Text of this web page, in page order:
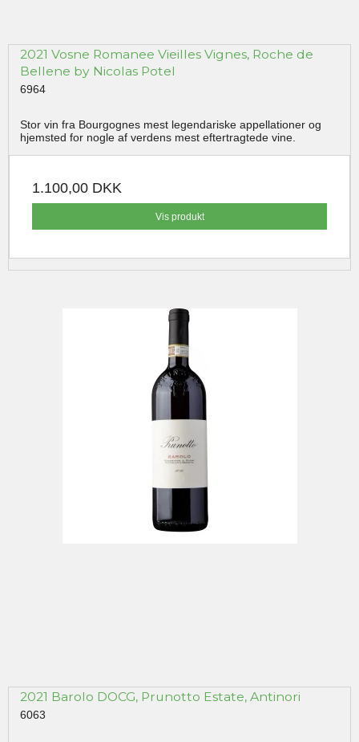
2021 Vosne Romanee Vieilles Vignes, Roche de
Bellene by Nicolas Potel
6964
Stor vin fra Bourgognes mest legendariske appellationer og
hjemsted for nogle af verdens mest eftertragtede vine.
1.100,00 DKK
Vis produkt
2021 Barolo DOCG, Prunotto Estate, Antinori
6063